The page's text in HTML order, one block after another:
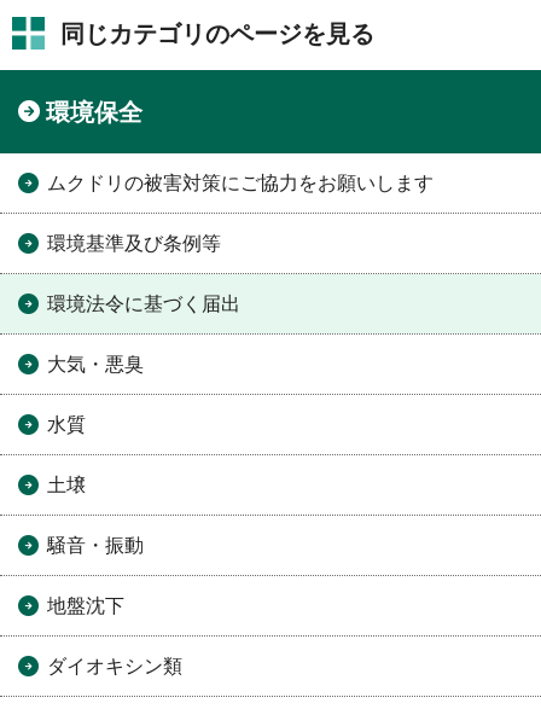
同じカテゴリのページを見る
環境保全
ムクドリの被害対策にご協力をお願いします
環境基準及び条例等
環境法令に基づく届出
大気・悪臭
水質
土壌
騒音・振動
地盤沈下
ダイオキシン類